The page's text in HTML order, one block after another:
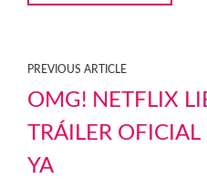
PREVIOUS ARTICLE
OMG! NETFLIX
TRÁILER
YA